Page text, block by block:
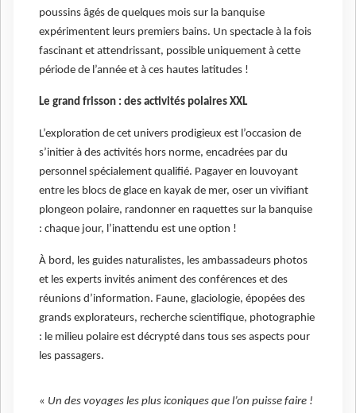
poussins âgés de quelques mois sur la banquise
expérimentent leurs premiers bains. Un spectacle à la fois
fascinant et attendrissant, possible uniquement à cette
période de l’année et à ces hautes latitudes !
Le grand frisson : des activités polaires XXL
L’exploration de cet univers prodigieux est l’occasion de
s’initier à des activités hors norme, encadrées par du
personnel spécialement qualifié. Pagayer en louvoyant
entre les blocs de glace en kayak de mer, oser un vivifiant
plongeon polaire, randonner en raquettes sur la banquise
: chaque jour, l’inattendu est une option !
À bord, les guides naturalistes, les ambassadeurs photos
et les experts invités animent des conférences et des
réunions d’information. Faune, glaciologie, épopées des
grands explorateurs, recherche scientifique, photographie
: le milieu polaire est décrypté dans tous ses aspects pour
les passagers.
« Un des voyages les plus iconiques que l’on puisse faire !